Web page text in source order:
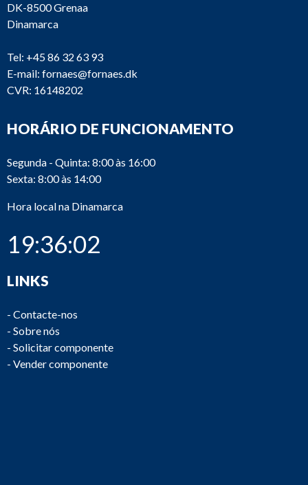
DK-8500 Grenaa
Dinamarca
Tel: +45 86 32 63 93
E-mail: fornaes@fornaes.dk
CVR: 16148202
HORÁRIO DE FUNCIONAMENTO
Segunda - Quinta: 8:00 às 16:00
Sexta: 8:00 às 14:00
Hora local na Dinamarca
19:36:02
LINKS
- Contacte-nos
- Sobre nós
- Solicitar componente
- Vender componente